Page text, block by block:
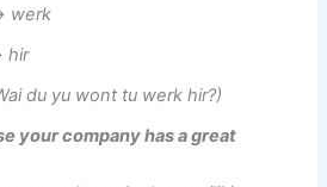
werk
hir
du yu wont tu werk hir?)
your company has a great